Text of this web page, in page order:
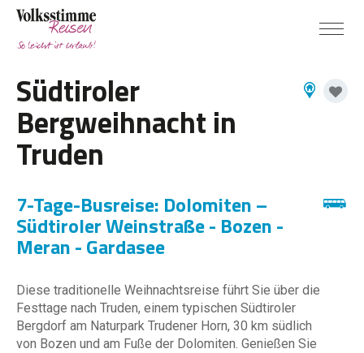
Südtiroler
Bergweihnacht in
Truden
7-Tage-Busreise: Dolomiten –
Südtiroler Weinstraße - Bozen -
Meran - Gardasee
Diese traditionelle Weihnachtsreise führt Sie über die
Festtage nach Truden, einem typischen Südtiroler
Bergdorf am Naturpark Trudener Horn, 30 km südlich
von Bozen und am Fuße der Dolomiten. Genießen Sie